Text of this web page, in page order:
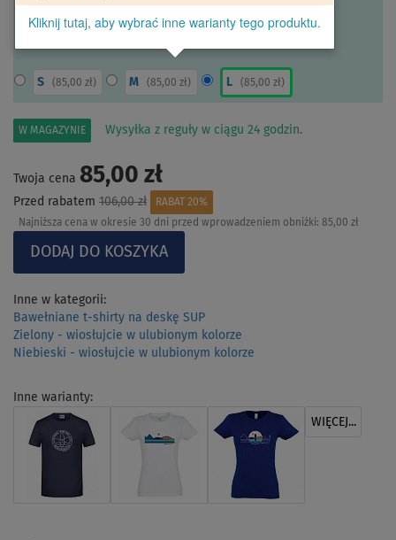
Kliknij tutaj, aby wybrać inne warianty tego produktu.
S ( 85,00 zł) M (85,00 zł) L ( 85,00 zł)
W MAGAZYNIE Wysyłka z reguły w ciągu 24 godzin.
Twoja cena 85,00 zł
Przed rabatem 106,00 zł
RABAT 20%
Najniższa cena w okresie 30 dni przed wprowadzeniem obniżki: 85,00 zł
Inne w kategorii:
Bawełniane t-shirty na deskę SUP
Zielony - wiosłujcie w ulubionym kolorze
Niebieski - wiosłujcie w ulubionym kolorze
Inne warianty:
WIĘCEJ...